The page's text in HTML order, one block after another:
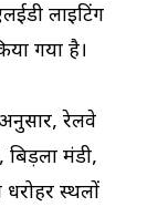
लाइटिंग
गया है।
अनुसार, रेलवे
मंडी,
स्थलों